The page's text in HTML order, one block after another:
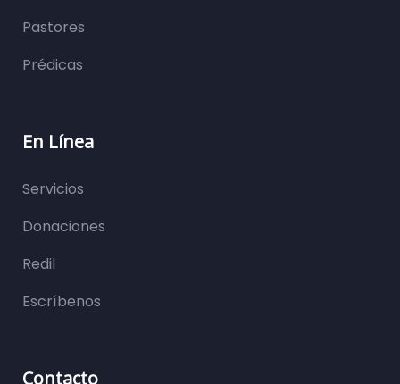
Pastores
Prédicas
En Línea
Servicios
Donaciones
Redil
Escríbenos
Contacto